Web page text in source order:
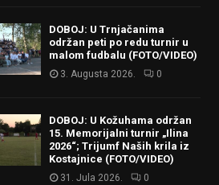
DOBOJ: U Trnjačanima
održan peti po redu turnir u
malom fudbalu (FOTO/VIDEO)
3. Augusta 2026. 0
DOBOJ: U Kožuhama održan
15. Memorijalni turnir „Ilina
2026“; Trijumf Naših krila iz
Kostajnice (FOTO/VIDEO)
31. Jula 2026. 0